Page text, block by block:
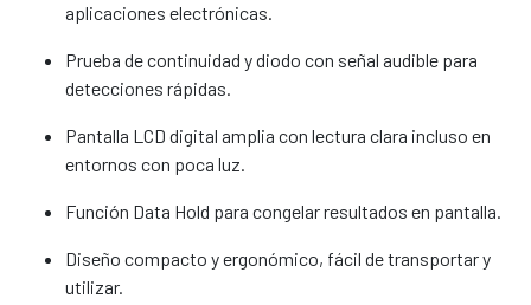
aplicaciones electrónicas.
Prueba de continuidad y diodo con señal audible para
detecciones rápidas.
Pantalla LCD digital amplia con lectura clara incluso en
entornos con poca luz.
Función Data Hold para congelar resultados en pantalla.
Diseño compacto y ergonómico, fácil de transportar y
utilizar.